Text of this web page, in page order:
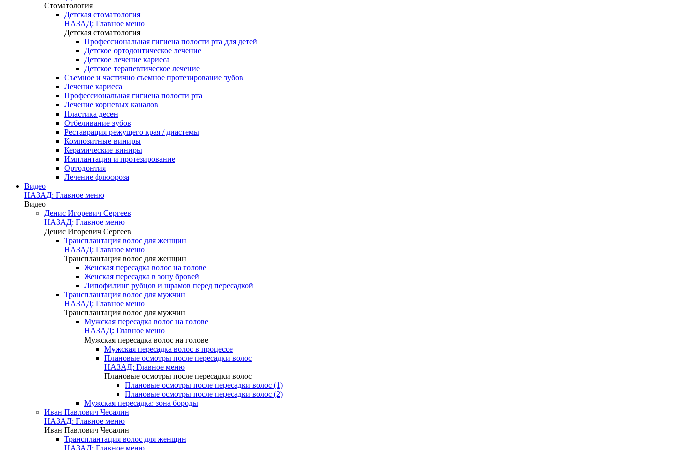
Стоматология
Детская стоматология
НАЗАД: Главное меню
Детская стоматология
Профессиональная гигиена полости рта для детей
Детское ортодонтическое лечение
Детское лечение кариеса
Детское терапевтическое лечение
Съемное и частично съемное протезирование зубов
Лечение кариеса
Профессиональная гигиена полости рта
Лечение корневых каналов
Пластика десен
Отбеливание зубов
Реставрация режущего края / диастемы
Композитные виниры
Керамические виниры
Имплантация и протезирование
Ортодонтия
Лечение флюороза
Видео
НАЗАД: Главное меню
Видео
Денис Игоревич Сергеев
НАЗАД: Главное меню
Денис Игоревич Сергеев
Трансплантация волос для женщин
НАЗАД: Главное меню
Трансплантация волос для женщин
Женская пересадка волос на голове
Женская пересадка в зону бровей
Липофилинг рубцов и шрамов перед пересадкой
Трансплантация волос для мужчин
НАЗАД: Главное меню
Трансплантация волос для мужчин
Мужская пересадка волос на голове
НАЗАД: Главное меню
Мужская пересадка волос на голове
Мужская пересадка волос в процессе
Плановые осмотры после пересадки волос
НАЗАД: Главное меню
Плановые осмотры после пересадки волос
Плановые осмотры после пересадки волос (1)
Плановые осмотры после пересадки волос (2)
Мужская пересадка: зона бороды
Иван Павлович Чесалин
НАЗАД: Главное меню
Иван Павлович Чесалин
Трансплантация волос для женщин
НАЗАД: Главное меню